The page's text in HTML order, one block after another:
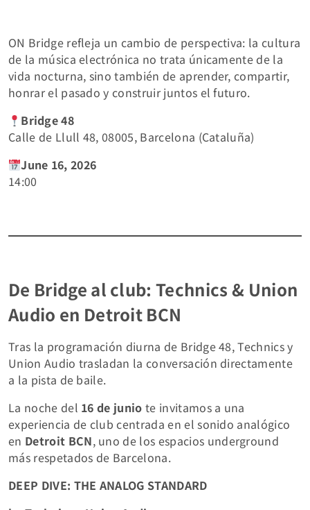
ON Bridge refleja un cambio de perspectiva: la cultura
de la música electrónica no trata únicamente de la
vida nocturna, sino también de aprender, compartir,
honrar el pasado y construir juntos el futuro.
Bridge 48
Calle de Llull 48, 08005, Barcelona (Cataluña)
June 16, 2026
14:00
De Bridge al club: Technics & Union
Audio en Detroit BCN
Tras la programación diurna de Bridge 48, Technics y
Union Audio trasladan la conversación directamente
a la pista de baile.
La noche del 16 de junio te invitamos a una
experiencia de club centrada en el sonido analógico
en Detroit BCN, uno de los espacios underground
más respetados de Barcelona.
DEEP DIVE: THE ANALOG STANDARD